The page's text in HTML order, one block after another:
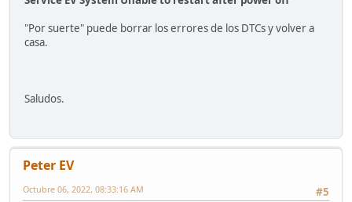
"Por suerte" puede borrar los errores de los DTCs y volver a
casa.
Saludos.
Peter EV
#5
Octubre 06, 2022, 08:33:16 AM